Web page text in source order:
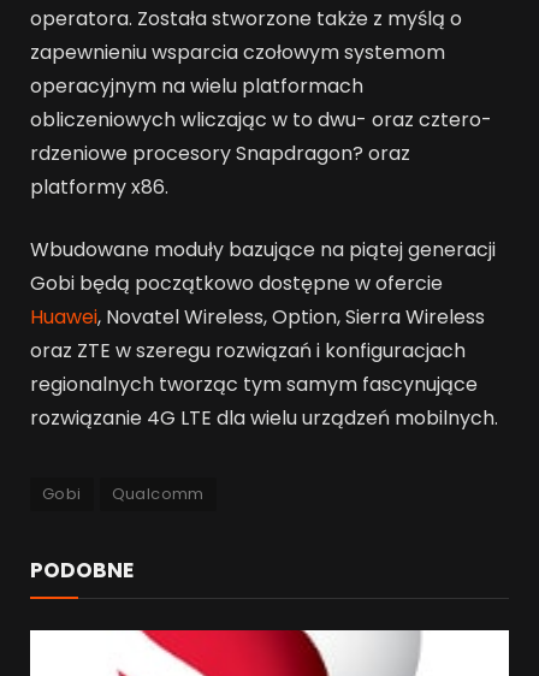
operatora. Została stworzone także z myślą o
zapewnieniu wsparcia czołowym systemom
operacyjnym na wielu platformach
obliczeniowych wliczając w to dwu- oraz cztero-
rdzeniowe procesory Snapdragon? oraz
platformy x86.
Wbudowane moduły bazujące na piątej generacji
Gobi będą początkowo dostępne w ofercie
Huawei, Novatel Wireless, Option, Sierra Wireless
oraz ZTE w szeregu rozwiązań i konfiguracjach
regionalnych tworząc tym samym fascynujące
rozwiązanie 4G LTE dla wielu urządzeń mobilnych.
Gobi Qualcomm
PODOBNE